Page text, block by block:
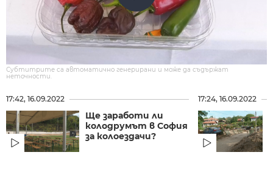
Субтитрите са автоматично генерирани и може да съдържат
неточности.
17:42, 16.09.2022
Ще заработи ли
колодрумът в София
за колоездачи?
17:24, 16.09.2022